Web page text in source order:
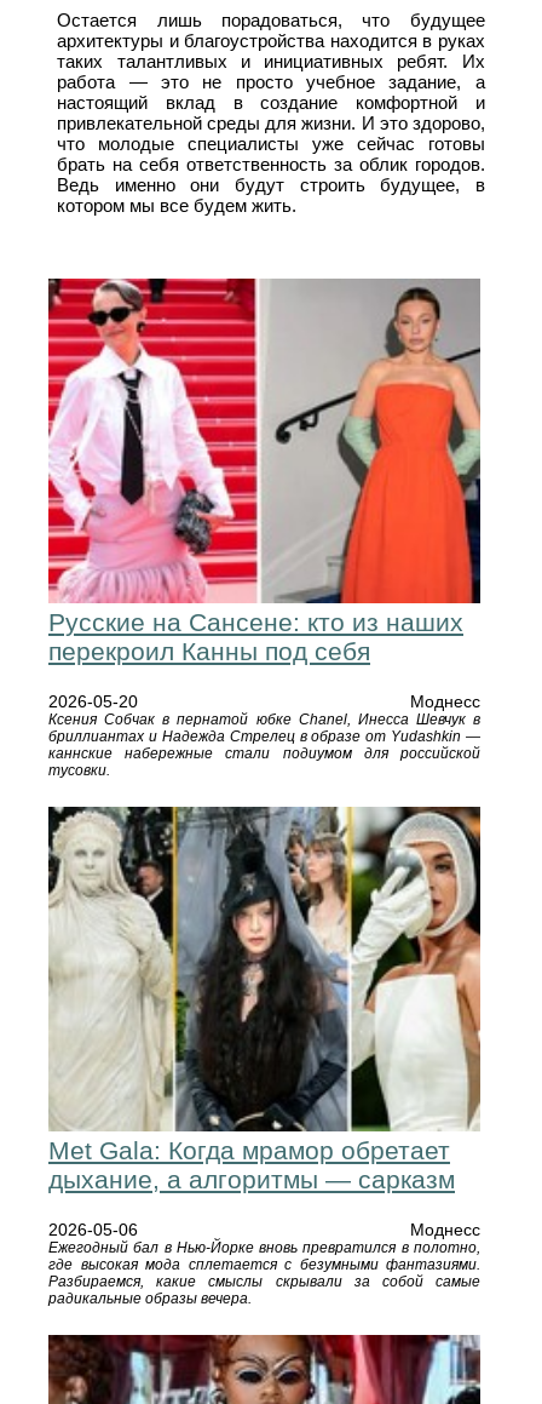
Остается лишь порадоваться, что будущее
архитектуры и благоустройства находится в руках
таких талантливых и инициативных ребят. Их
работа — это не просто учебное задание, а
настоящий вклад в создание комфортной и
привлекательной среды для жизни. И это здорово,
что молодые специалисты уже сейчас готовы
брать на себя ответственность за облик городов.
Ведь именно они будут строить будущее, в
котором мы все будем жить.
Русские на Сансене: кто из наших
перекроил Канны под себя
2026-05-20 Моднесс
Ксения Собчак в пернатой юбке Chanel, Инесса Шевчук в
бриллиантах и Надежда Стрелец в образе от Yudashkin —
каннские набережные стали подиумом для российской
тусовки.
Met Gala: Когда мрамор обретает
дыхание, а алгоритмы — сарказм
2026-05-06 Моднесс
Ежегодный бал в Нью-Йорке вновь превратился в полотно,
где высокая мода сплетается с безумными фантазиями.
Разбираемся, какие смыслы скрывали за собой самые
радикальные образы вечера.